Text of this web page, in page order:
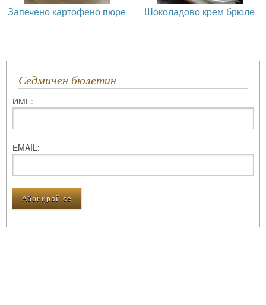
Запечено картофено пюре Шоколадово крем брюле
Седмичен бюлетин
ИМЕ:
ЕMAIL: